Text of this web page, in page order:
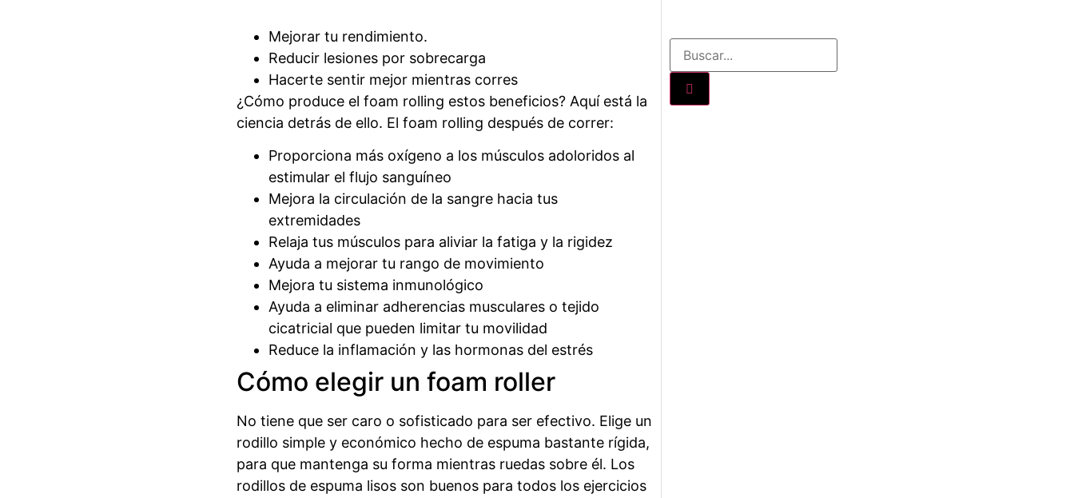
Mejorar tu rendimiento.
Reducir lesiones por sobrecarga
Hacerte sentir mejor mientras corres
¿Cómo produce el foam rolling estos beneficios? Aquí está la
ciencia detrás de ello. El foam rolling después de correr:
Proporciona más oxígeno a los músculos adoloridos al
estimular el flujo sanguíneo
Mejora la circulación de la sangre hacia tus
extremidades
Relaja tus músculos para aliviar la fatiga y la rigidez
Ayuda a mejorar tu rango de movimiento
Mejora tu sistema inmunológico
Ayuda a eliminar adherencias musculares o tejido
cicatricial que pueden limitar tu movilidad
Reduce la inflamación y las hormonas del estrés
Cómo elegir un foam roller
No tiene que ser caro o sofisticado para ser efectivo. Elige un
rodillo simple y económico hecho de espuma bastante rígida,
para que mantenga su forma mientras ruedas sobre él. Los
rodillos de espuma lisos son buenos para todos los ejercicios